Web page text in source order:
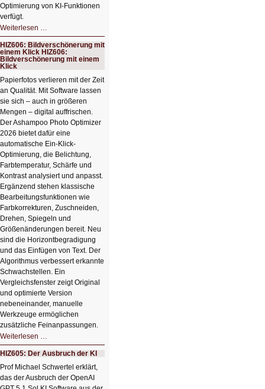
Optimierung von KI-Funktionen
verfügt.
Weiterlesen …
Schicker
kompakter
Rechenturbo
HIZ606: Bildverschönerung mit
einem Klick HIZ606:
Bildverschönerung mit einem
Klick
Papierfotos verlieren mit der Zeit
an Qualität. Mit Software lassen
sie sich – auch in größeren
Mengen – digital auffrischen.
Der Ashampoo Photo Optimizer
2026 bietet dafür eine
automatische Ein-Klick-
Optimierung, die Belichtung,
Farbtemperatur, Schärfe und
Kontrast analysiert und anpasst.
Ergänzend stehen klassische
Bearbeitungsfunktionen wie
Farbkorrekturen, Zuschneiden,
Drehen, Spiegeln und
Größenänderungen bereit. Neu
sind die Horizontbegradigung
und das Einfügen von Text. Der
Algorithmus verbessert erkannte
Schwachstellen. Ein
Vergleichsfenster zeigt Original
und optimierte Version
nebeneinander, manuelle
Werkzeuge ermöglichen
zusätzliche Feinanpassungen.
Weiterlesen …
Bildverschönerung
mit
einem
Klick
HIZ606:
Bildverschönerung
mit
HIZ605: Der Ausbruch der KI
Prof Michael Schwertel erklärt,
das der Ausbruch der OpenAI